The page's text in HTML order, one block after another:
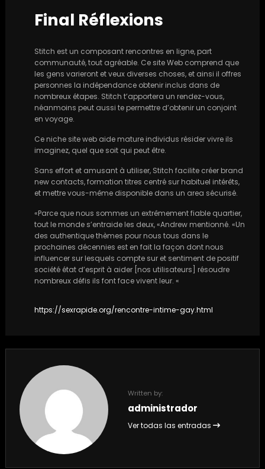
Final Réflexions
Stitch est un composant rencontres en ligne, part
communauté, tout agréable. Ce site Web comprend que
les gens varieront et veux diverses choses, et ainsi il offres
personnes la indépendance obtenir inclus dans de
nombreux étapes. Stitch t’apportera un rendez-vous,
néanmoins peut aussi te permettre d’obtenir un conjoint
en voyage.
Ce niche site web aide mature individus résider vivre ils
imaginez, quel que soit qui peut être.
Sans effort et amusant à utiliser, Stitch facilite créer brand
new contacts, formation titres centré sur habituel intérêts,
et mettre vous-même disponible dans un area sécurisé.
«Parce que nous sommes un extrêmement fiable quartier,
tout le monde s’entraide les deux, «Andrew mentionné. «Un
des authentique thèmes pour nous tous dans le
prochaines décennies est en fait la façon dont nous
influencer sur lesquels compte sur et sentiment de positif
société état d’esprit à aider [nos utilisateurs] résoudre
nombreux défis ils font face vivent leur. «
https://sexrapide.org/rencontre-intime-gay.html
Written by:
administrador
Ver todas las entradas